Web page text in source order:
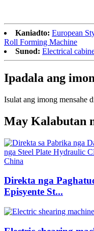
Kaniadto: European
Roll Forming Machine
Sunod: Electrical
Ipadala ang
Isulat ang imong mensahe
May Kalabutan
Direkta nga
Episyente St...